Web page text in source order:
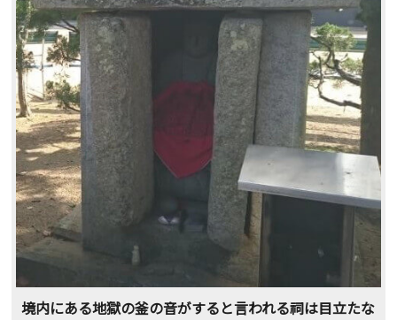
境内にある地獄の釜の音がすると言われる祠は目立たな